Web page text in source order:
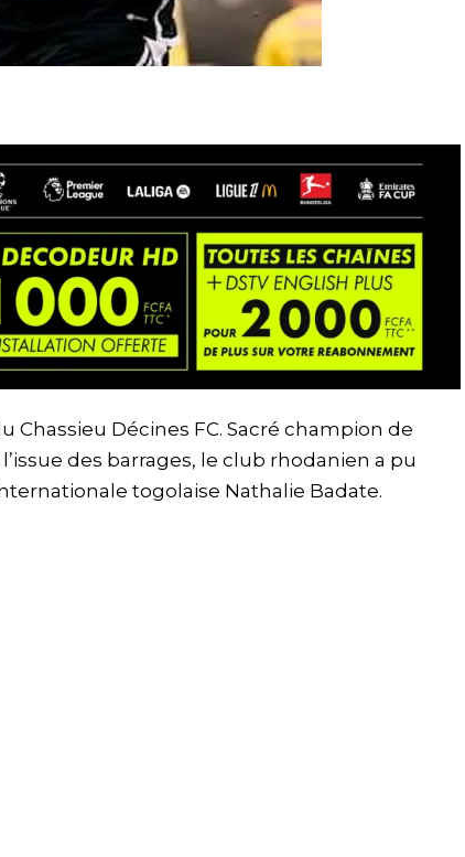
Chassieu Décines FC. Sacré champion de
des barrages, le club rhodanien a pu
togolaise Nathalie Badate.